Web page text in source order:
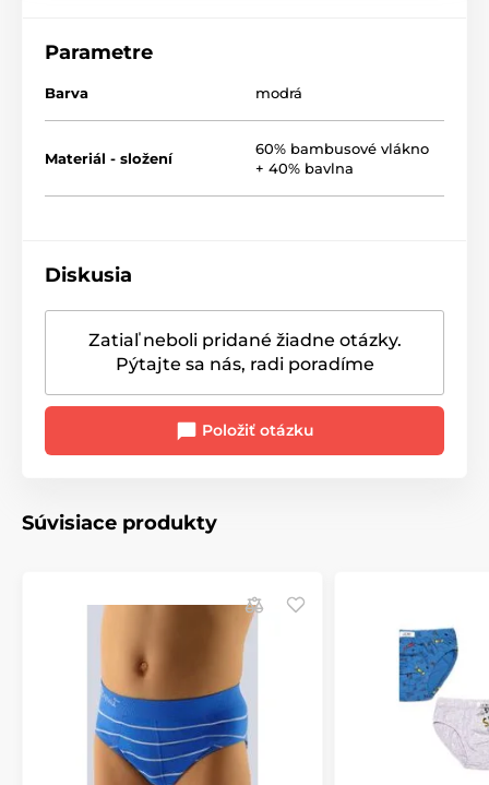
Parametre
Barva modrá
Materiál - složení
60% bambusové vlákno
+ 40% bavlna
Diskusia
Zatiaľ neboli pridané žiadne otázky.
Pýtajte sa nás, radi poradíme
Položiť otázku
Súvisiace produkty